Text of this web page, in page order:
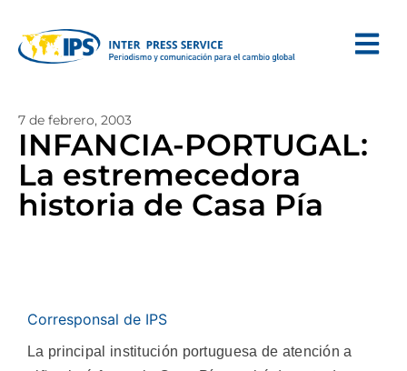
7 de febrero, 2003
INFANCIA-PORTUGAL:
La estremecedora
historia de Casa Pía
Corresponsal de IPS
La principal institución portuguesa de atención a